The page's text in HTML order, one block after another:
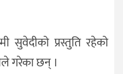
सुवेदीको प्रस्तुति रहेको
गरेका छन् ।